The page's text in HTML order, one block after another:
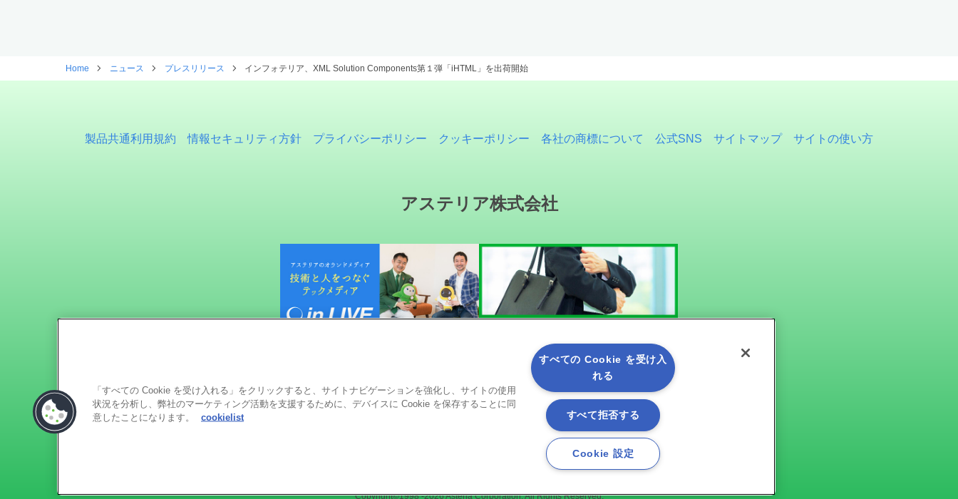
Home ニュース プレスリリース インフォテリア、XML Solution Components第１弾「iHTML」を出荷開始
製品共通利用規約 情報セキュリティ方針 プライバシーポリシー クッキーポリシー 各社の商標について 公式SNS サイトマップ サイトの使い方
アステリア株式会社
ソーシャルメディア
Copyright©1998 -2026 Asteria Corporation. All Rights Reserved.
「すべての Cookie を受け入れる」をクリックすると、サイトナビゲーションを強化し、サイトの使用
状況を分析し、弊社のマーケティング活動を支援するために、デバイスに Cookie を保存することに同
意したことになります。
cookielist
すべての Cookie を受け入
れる
すべて拒否する
Cookie 設定